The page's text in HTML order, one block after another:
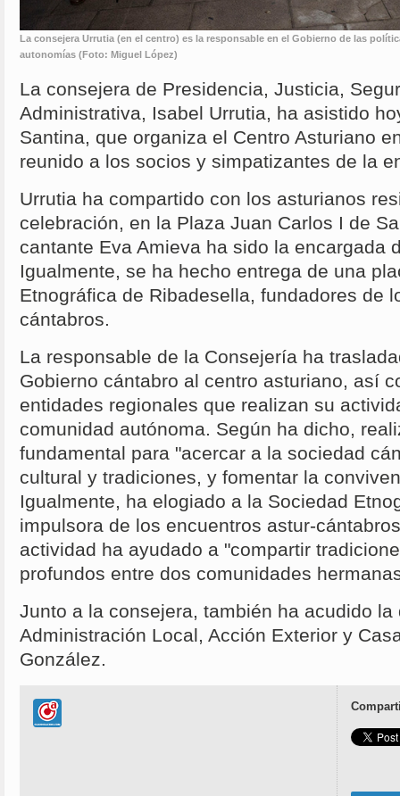
La consejera Urrutia (en el centro) es la responsable en el Gobierno de las
autonomías (Foto: Miguel López)
La consejera de Presidencia, Justicia,
Administrativa, Isabel Urrutia, ha asistido
Santina, que organiza el Centro Asturiano
reunido a los socios y simpatizantes de la
Urrutia ha compartido con los asturianos
celebración, en la Plaza Juan Carlos I de
cantante Eva Amieva ha sido la encargada
Igualmente, se ha hecho entrega de una
Etnográfica de Ribadesella, fundadores de
cántabros.
La responsable de la Consejería ha
Gobierno cántabro al centro asturiano, así
entidades regionales que realizan su
comunidad autónoma. Según ha dicho,
fundamental para "acercar a la sociedad
cultural y tradiciones, y fomentar la
Igualmente, ha elogiado a la Sociedad
impulsora de los encuentros astur-
actividad ha ayudado a "compartir
profundos entre dos comunidades
Junto a la consejera, también ha acudido
Administración Local, Acción Exterior y
González.